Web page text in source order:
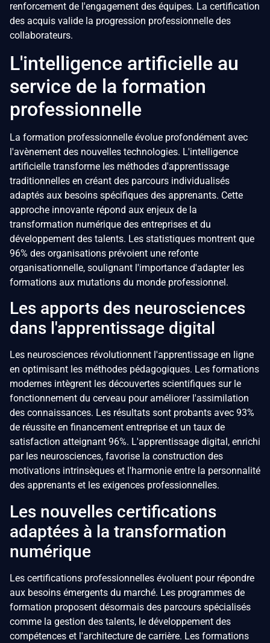
renforcement de l'engagement des équipes. La certification
des acquis valide la progression professionnelle des
collaborateurs.
L'intelligence artificielle au
service de la formation
professionnelle
La formation professionnelle évolue profondément avec
l'avènement des nouvelles technologies. L'intelligence
artificielle transforme les méthodes d'apprentissage
traditionnelles en créant des parcours individualisés
adaptés aux besoins spécifiques des apprenants. Cette
approche innovante répond aux enjeux de la
transformation numérique des entreprises et du
développement des talents. Les statistiques montrent que
96% des organisations prévoient une refonte
organisationnelle, soulignant l'importance d'adapter les
formations aux mutations du monde professionnel.
Les apports des neurosciences
dans l'apprentissage digital
Les neurosciences révolutionnent l'apprentissage en ligne
en optimisant les méthodes pédagogiques. Les formations
modernes intègrent les découvertes scientifiques sur le
fonctionnement du cerveau pour améliorer l'assimilation
des connaissances. Les résultats sont probants avec 93%
de réussite en financement entreprise et un taux de
satisfaction atteignant 96%. L'apprentissage digital, enrichi
par les neurosciences, favorise la construction des
motivations intrinsèques et l'harmonie entre la personnalité
des apprenants et les exigences professionnelles.
Les nouvelles certifications
adaptées à la transformation
numérique
Les certifications professionnelles évoluent pour répondre
aux besoins émergents du marché. Les programmes de
formation proposent désormais des parcours spécialisés
comme la gestion des talents, le développement des
compétences et l'architecture de carrière. Les formations